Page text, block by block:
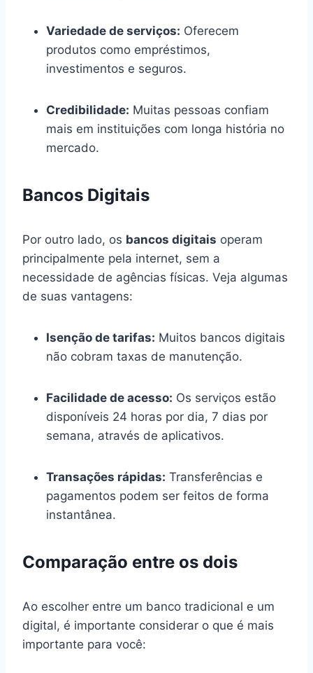
Variedade de serviços: Oferecem
produtos como empréstimos,
investimentos e seguros.
Credibilidade: Muitas pessoas confiam
mais em instituições com longa história no
mercado.
Bancos Digitais
Por outro lado, os bancos digitais operam
principalmente pela internet, sem a
necessidade de agências físicas. Veja algumas
de suas vantagens:
Isenção de tarifas: Muitos bancos digitais
não cobram taxas de manutenção.
Facilidade de acesso: Os serviços estão
disponíveis 24 horas por dia, 7 dias por
semana, através de aplicativos.
Transações rápidas: Transferências e
pagamentos podem ser feitos de forma
instantânea.
Comparação entre os dois
Ao escolher entre um banco tradicional e um
digital, é importante considerar o que é mais
importante para você: